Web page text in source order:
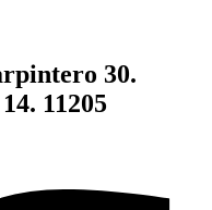
30.
11205